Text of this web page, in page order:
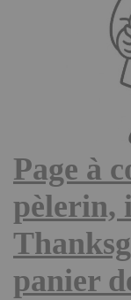
Page à
pèlerin,
panier